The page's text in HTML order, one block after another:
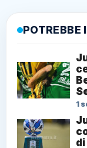
POTREBBE
1